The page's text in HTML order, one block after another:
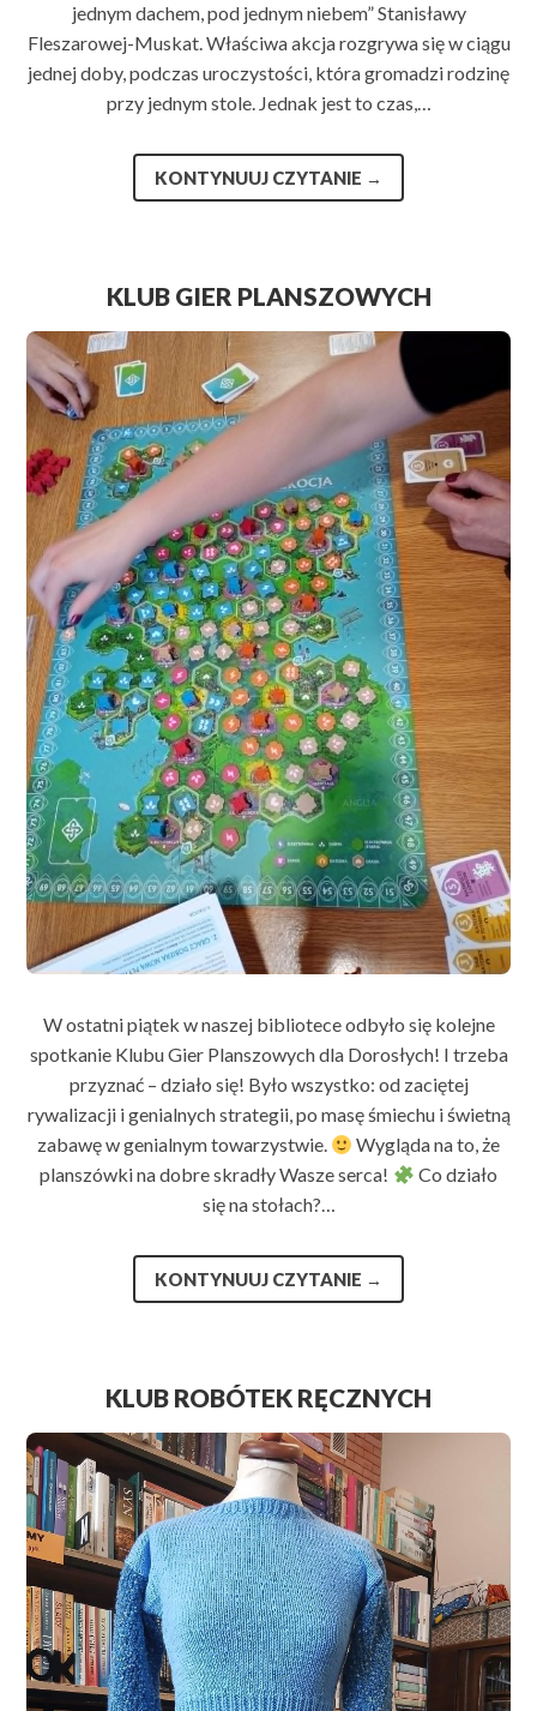
jednym dachem, pod jednym niebem” Stanisławy
Fleszarowej-Muskat. Właściwa akcja rozgrywa się w ciągu
jednej doby, podczas uroczystości, która gromadzi rodzinę
przy jednym stole. Jednak jest to czas,…
KONTYNUUJ CZYTANIE →
KLUB GIER PLANSZOWYCH
W ostatni piątek w naszej bibliotece odbyło się kolejne
spotkanie Klubu Gier Planszowych dla Dorosłych! I trzeba
przyznać – działo się! Było wszystko: od zaciętej
rywalizacji i genialnych strategii, po masę śmiechu i świetną
zabawę w genialnym towarzystwie.
Wygląda na to, że
planszówki na dobre skradły Wasze serca!
Co działo
się na stołach?…
KONTYNUUJ CZYTANIE →
KLUB ROBÓTEK RĘCZNYCH